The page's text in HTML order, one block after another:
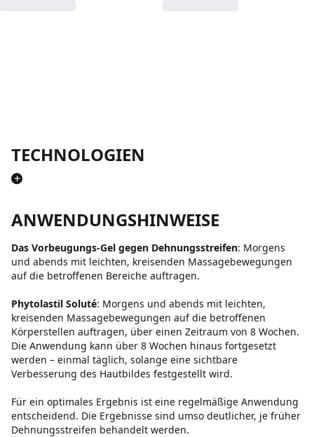
TECHNOLOGIEN
+
ANWENDUNGSHINWEISE
Das Vorbeugungs-Gel gegen Dehnungsstreifen: Morgens
und abends mit leichten, kreisenden Massagebewegungen
auf die betroffenen Bereiche auftragen.
Phytolastil Soluté: Morgens und abends mit leichten,
kreisenden Massagebewegungen auf die betroffenen
Körperstellen auftragen, über einen Zeitraum von 8 Wochen.
Die Anwendung kann über 8 Wochen hinaus fortgesetzt
werden – einmal täglich, solange eine sichtbare
Verbesserung des Hautbildes festgestellt wird.
Für ein optimales Ergebnis ist eine regelmäßige Anwendung
entscheidend. Die Ergebnisse sind umso deutlicher, je früher
Dehnungsstreifen behandelt werden.